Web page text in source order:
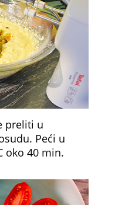
preliti u
Peći u
oko 40 min.